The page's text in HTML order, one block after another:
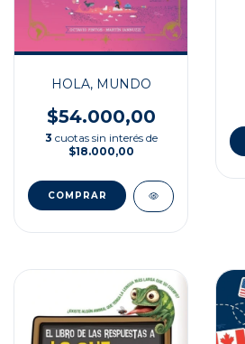
HOLA, MUNDO
$54.000,00
3 cuotas sin interés de
$18.000,00